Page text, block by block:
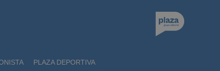
PLAZA DEPORTIVA